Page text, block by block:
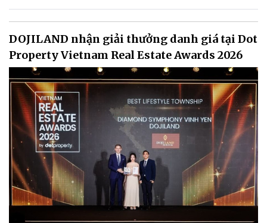
DOJILAND nhận giải thưởng danh giá tại Dot
Property Vietnam Real Estate Awards 2026